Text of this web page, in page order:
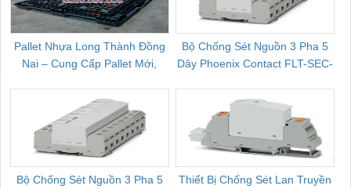
Pallet Nhựa Long Thành Đồng
Nai – Cung Cấp Pallet Mới,
Bộ Chống Sét Nguồn 3 Pha 5
Dây Phoenix Contact FLT-SEC-
Bộ Chống Sét Nguồn 3 Pha 5
Thiết Bị Chống Sét Lan Truyền